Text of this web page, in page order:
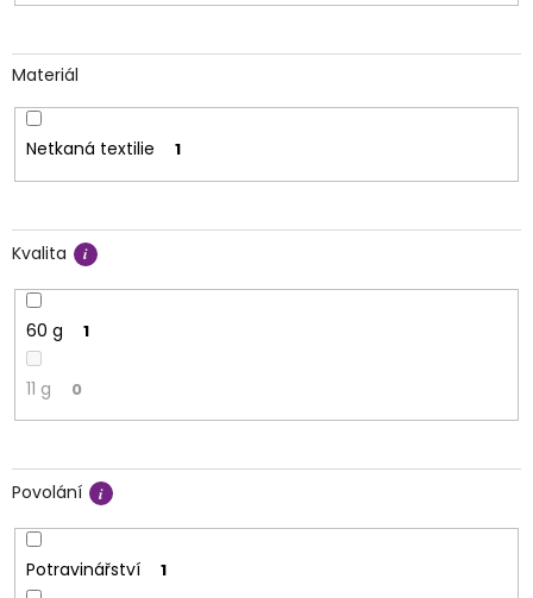
Materiál
Netkaná textilie 1
Kvalita
60 g 1
11 g 0
Povolání
Potravinářství 1